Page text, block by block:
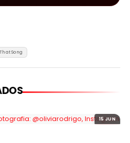
Song
15 JUN